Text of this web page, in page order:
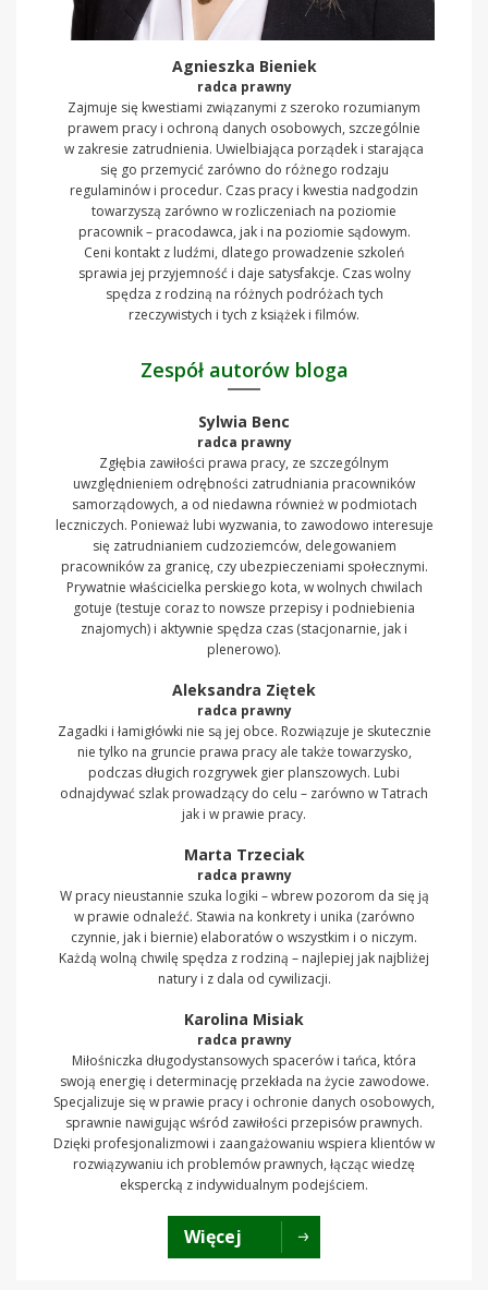
Agnieszka Bieniek
radca prawny
Zajmuje się kwestiami związanymi z szeroko rozumianym
prawem pracy i ochroną danych osobowych, szczególnie
w zakresie zatrudnienia. Uwielbiająca porządek i starająca
się go przemycić zarówno do różnego rodzaju
regulaminów i procedur. Czas pracy i kwestia nadgodzin
towarzyszą zarówno w rozliczeniach na poziomie
pracownik – pracodawca, jak i na poziomie sądowym.
Ceni kontakt z ludźmi, dlatego prowadzenie szkoleń
sprawia jej przyjemność i daje satysfakcje. Czas wolny
spędza z rodziną na różnych podróżach tych
rzeczywistych i tych z książek i filmów.
Zespół autorów bloga
Sylwia Benc
radca prawny
Zgłębia zawiłości prawa pracy, ze szczególnym
uwzględnieniem odrębności zatrudniania pracowników
samorządowych, a od niedawna również w podmiotach
leczniczych. Ponieważ lubi wyzwania, to zawodowo interesuje
się zatrudnianiem cudzoziemców, delegowaniem
pracowników za granicę, czy ubezpieczeniami społecznymi.
Prywatnie właścicielka perskiego kota, w wolnych chwilach
gotuje (testuje coraz to nowsze przepisy i podniebienia
znajomych) i aktywnie spędza czas (stacjonarnie, jak i
plenerowo).
Aleksandra Ziętek
radca prawny
Zagadki i łamigłówki nie są jej obce. Rozwiązuje je skutecznie
nie tylko na gruncie prawa pracy ale także towarzysko,
podczas długich rozgrywek gier planszowych. Lubi
odnajdywać szlak prowadzący do celu – zarówno w Tatrach
jak i w prawie pracy.
Marta Trzeciak
radca prawny
W pracy nieustannie szuka logiki – wbrew pozorom da się ją
w prawie odnaleźć. Stawia na konkrety i unika (zarówno
czynnie, jak i biernie) elaboratów o wszystkim i o niczym.
Każdą wolną chwilę spędza z rodziną – najlepiej jak najbliżej
natury i z dala od cywilizacji.
Karolina Misiak
radca prawny
Miłośniczka długodystansowych spacerów i tańca, która
swoją energię i determinację przekłada na życie zawodowe.
Specjalizuje się w prawie pracy i ochronie danych osobowych,
sprawnie nawigując wśród zawiłości przepisów prawnych.
Dzięki profesjonalizmowi i zaangażowaniu wspiera klientów w
rozwiązywaniu ich problemów prawnych, łącząc wiedzę
ekspercką z indywidualnym podejściem.
Więcej